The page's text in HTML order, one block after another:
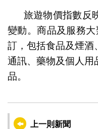
旅遊物價指數反
變動。商品及服務
訂，包括食品及煙酒
通訊、藥物及個人用
品。
上一則新聞